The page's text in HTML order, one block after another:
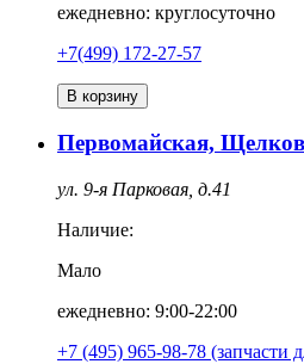
ежедневно: круглосуточно
+7(499) 172-27-57
В корзину
Первомайская,
ул. 9-я Парковая, д.41
Наличие:
Мало
ежедневно: 9:00-22:00
+7 (495) 965-98-78 (запчасти